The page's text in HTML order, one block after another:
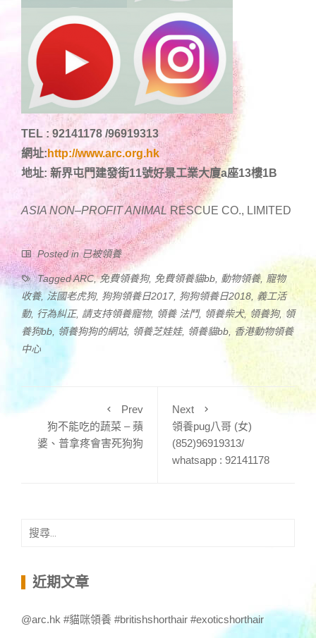
TEL : 92141178 /96919313
網址: http://www.arc.org.hk
地址: 新界屯門建發街11號好景工業大廈a座13樓1B
ASIA NON–PROFIT ANIMAL RESCUE CO., LIMITED
Posted in 已被領養
TaggedARC,免費領養狗, 免費領養貓bb 動物領養, 寵物
收養, 法國老虎狗, 狗狗領養日2017 狗狗領養日2018 義工活
動, 行為糾正, 請支持領養寵物, 領養 法鬥, 領養柴犬, 領養狗, 領
養狗bb
領養狗狗的網站, 領養芝娃娃, 領養貓bb
香港動物領養
中心
Prev
狗不能吃的蔬菜 – 蘋
婆、普拿疼會害死狗狗
Next
領養pug八哥 (女)
(852)96919313/
whatsapp : 92141178
搜
鍵 近期文章
@arc.hk #貓咪領養 #britishshorthair #exoticshorthair